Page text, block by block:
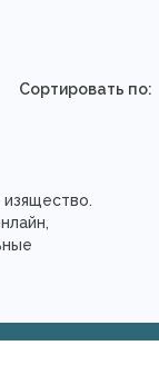
Сортировать по: